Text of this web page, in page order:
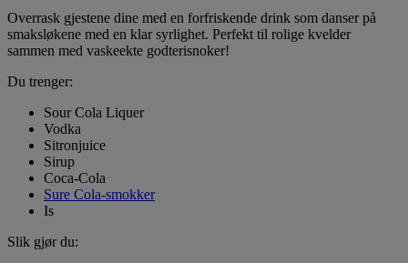
Overrask gjestene dine med en forfriskende drink som danser på
smaksløkene med en klar syrlighet. Perfekt til rolige kvelder
sammen med vaskeekte godterisnoker!
Du trenger:
Sour Cola Liquer
Vodka
Sitronjuice
Sirup
Coca-Cola
Sure Cola-smokker
Is
Slik gjør du: